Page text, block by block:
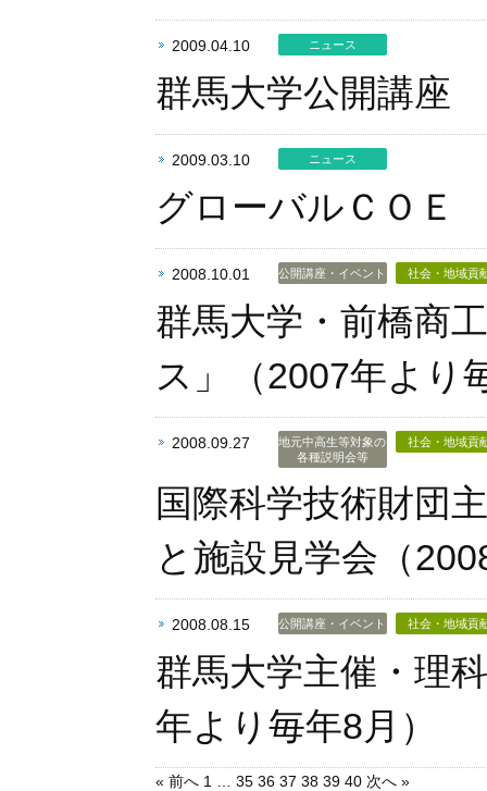
2009.04.10 ニュース
群馬大学公開講
2009.03.10 ニュース
グローバルＣＯ
2008.10.01 公開講座・イベント 社会・地域貢
群馬大学・前橋商
ス」（2007年より
2008.09.27
地元中高生等対象の
各種説明会等
社会・地域貢
国際科学技術財団
と施設見学会（
2008.08.15 公開講座・イベント 社会・地域貢
群馬大学主催・理
年より毎年8月）
« 前へ 1 35 36 37 38 39 40 次へ »